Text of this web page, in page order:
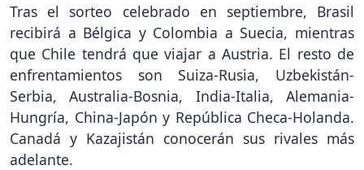
Tras el sorteo celebrado en septiembre, Brasil
recibirá a Bélgica y Colombia a Suecia, mientras
que Chile tendrá que viajar a Austria. El resto de
enfrentamientos son Suiza-Rusia, Uzbekistán-
Serbia, Australia-Bosnia, India-Italia, Alemania-
Hungría, China-Japón y República Checa-Holanda.
Canadá y Kazajistán conocerán sus rivales más
adelante.